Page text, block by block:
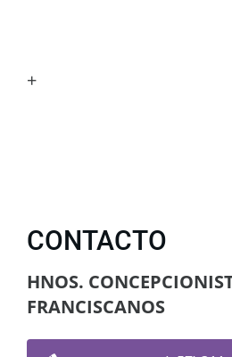
+
CONTACTO
HNOS.
FRANCISCANOS